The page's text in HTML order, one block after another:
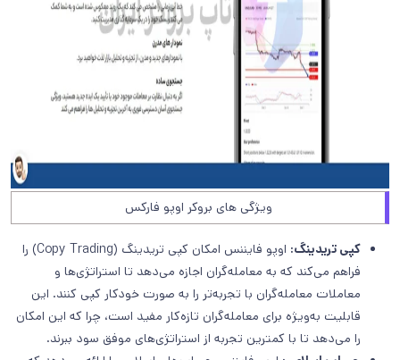
ویژگی های بروکر اوپو فارکس
کپی تریدینگ:
اوپو فایننس امکان کپی تریدینگ (Copy Trading) را
فراهم می‌کند که به معامله‌گران اجازه می‌دهد تا استراتژی‌ها و
معاملات معامله‌گران با تجربه‌تر را به صورت خودکار کپی کنند. این
قابلیت به‌ویژه برای معامله‌گران تازه‌کار مفید است، چرا که این امکان
را می‌دهد تا با کمترین تجربه از استراتژی‌های موفق سود ببرند.